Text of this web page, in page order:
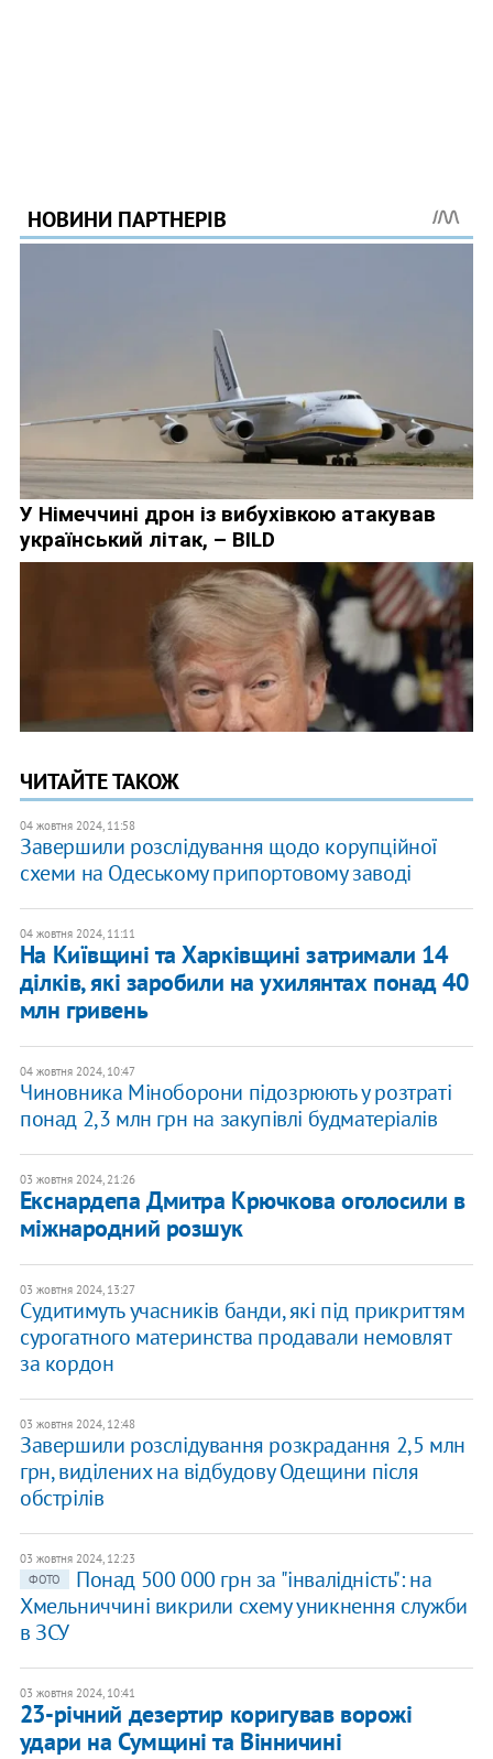
ЧИТАЙТЕ ТАКОЖ
04 жовтня 2024, 11:58
Завершили розслідування щодо корупційної
схеми на Одеському припортовому заводі
04 жовтня 2024, 11:11
На Київщині та Харківщині затримали 14
ділків, які заробили на ухилянтах понад 40
млн гривень
04 жовтня 2024, 10:47
Чиновника Міноборони підозрюють у розтраті
понад 2,3 млн грн на закупівлі будматеріалів
03 жовтня 2024, 21:26
Екснардепа Дмитра Крючкова оголосили в
міжнародний розшук
03 жовтня 2024, 13:27
Судитимуть учасників банди, які під прикриттям
сурогатного материнства продавали немовлят
за кордон
03 жовтня 2024, 12:48
Завершили розслідування розкрадання 2,5 млн
грн, виділених на відбудову Одещини після
обстрілів
03 жовтня 2024, 12:23
ФОТО
Понад 500 000 грн за "інвалідність": на
Хмельниччині викрили схему уникнення служби
в ЗСУ
03 жовтня 2024, 10:41
23-річний дезертир коригував ворожі
удари на Сумщині та Вінничині